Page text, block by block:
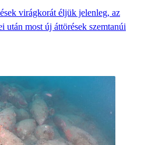
virágkorát éljük jelenleg, az
után most új áttörések szemtanúi